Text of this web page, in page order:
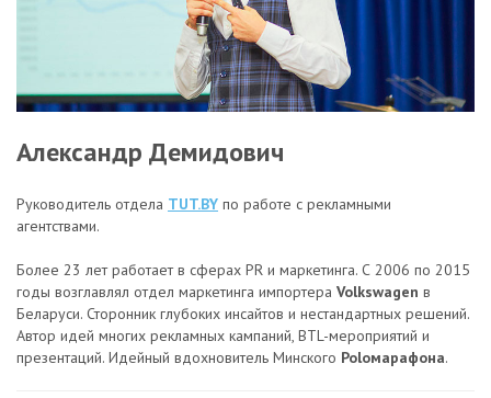
Александр Демидович
Руководитель отдела TUT.BY по работе с рекламными
агентствами.
Более 23 лет работает в сферах PR и маркетинга. С 2006 по 2015
годы возглавлял отдел маркетинга импортера Volkswagen в
Беларуси. Сторонник глубоких инсайтов и нестандартных решений.
Автор идей многих рекламных кампаний, BTL-мероприятий и
презентаций. Идейный вдохновитель Минского Poloмарафона.